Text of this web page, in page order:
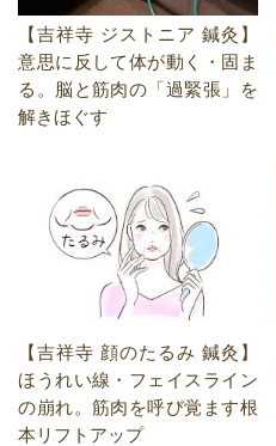
【吉祥寺 ジストニア 鍼灸】
意思に反して体が動く・固ま
る。脳と筋肉の「過緊張」を
解きほぐす
【吉祥寺 顔のたるみ 鍼灸】
ほうれい線・フェイスライン
の崩れ。筋肉を呼び覚ます根
本リフトアップ